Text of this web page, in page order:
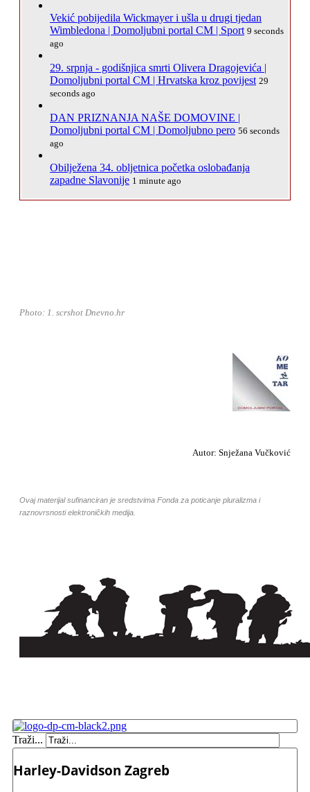
Vekić pobijedila Wickmayer i ušla u drugi tjedan
Wimbledona | Domoljubni portal CM | Sport 9 seconds
ago
29. srpnja - godišnjica smrti Olivera Dragojevića |
Domoljubni portal CM | Hrvatska kroz povijest 29
seconds ago
DAN PRIZNANJA NAŠE DOMOVINE |
Domoljubni portal CM | Domoljubno pero 56 seconds
ago
Obilježena 34. obljetnica početka oslobađanja
zapadne Slavonije 1 minute ago
Photo: 1. scrshot Dnevno.hr
Autor: Snježana Vučković
Ovaj materijal sufinanciran je sredstvima Fonda za poticanje pluralizma i
raznovrsnosti elektroničkih medija.
Traži...
Harley-Davidson Zagreb